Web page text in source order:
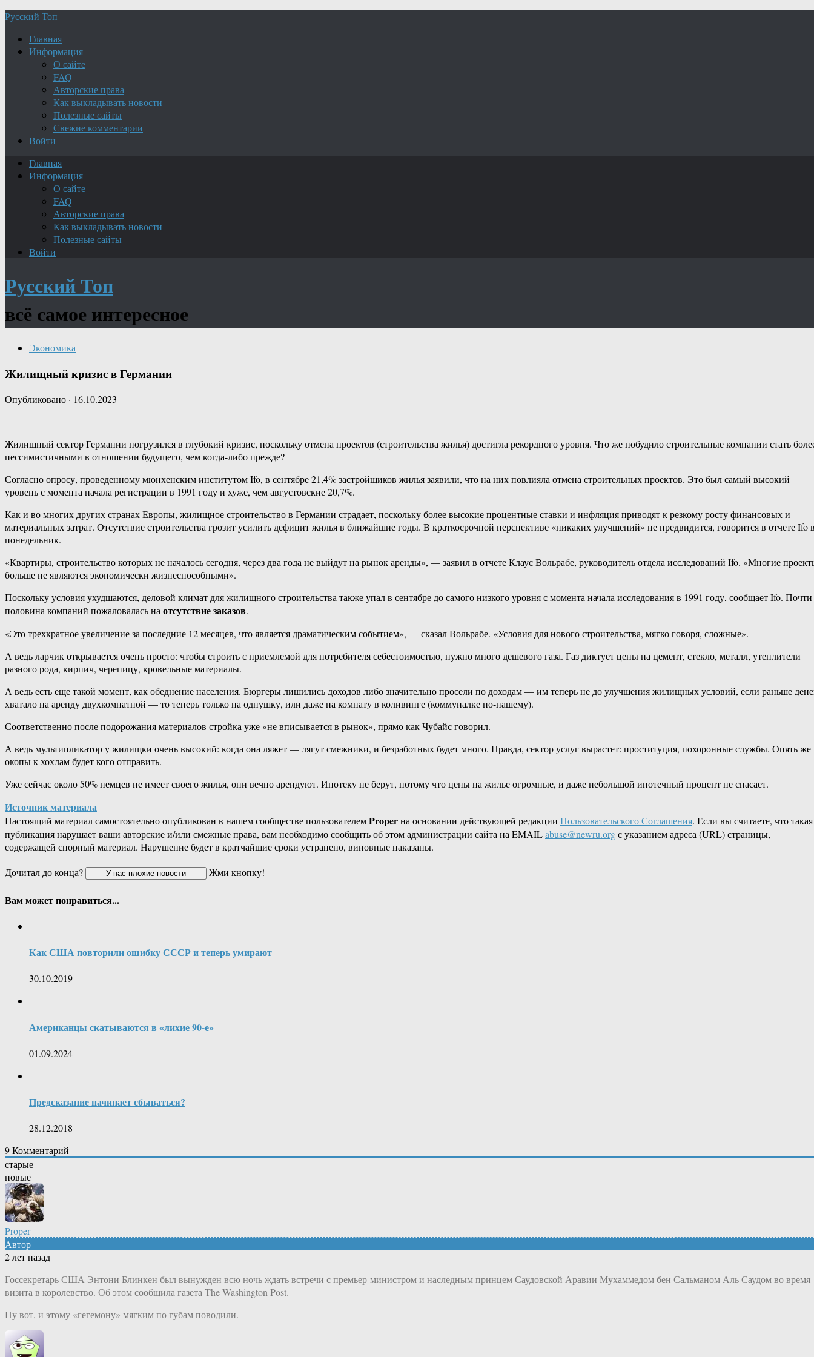
Русский Топ
Главная
Информация
О сайте
FAQ
Авторские права
Как выкладывать новости
Полезные сайты
Свежие комментарии
Войти
Главная
Информация
О сайте
FAQ
Авторские права
Как выкладывать новости
Полезные сайты
Войти
Русский Топ
всё самое интересное
Экономика
Жилищный кризис в Германии
Опубликовано · 16.10.2023
Жилищный сектор Германии погрузился в глубокий кризис, поскольку отмена проектов (строительства жилья) достигла рекордного уровня. Что же побудило строительные компании стать
пессимистичными в отношении будущего, чем когда-либо прежде?
Согласно опросу, проведенному мюнхенским институтом Ifo, в сентябре 21,4% застройщиков жилья заявили, что на них повлияла отмена строительных проектов. Это был самый высокий
уровень с момента начала регистрации в 1991 году и хуже, чем августовские 20,7%.
Как и во многих других странах Европы, жилищное строительство в Германии страдает, поскольку более высокие процентные ставки и инфляция приводят к резкому росту финансовых и
материальных затрат. Отсутствие строительства грозит усилить дефицит жилья в ближайшие годы. В краткосрочной перспективе «никаких улучшений» не предвидится, говорится в отчете Ifo
понедельник.
«Квартиры, строительство которых не началось сегодня, через два года не выйдут на рынок аренды», — заявил в отчете Клаус Вольрабе, руководитель отдела исследований Ifo. «Многие
больше не являются экономически жизнеспособными».
Поскольку условия ухудшаются, деловой климат для жилищного строительства также упал в сентябре до самого низкого уровня с момента начала исследования в 1991 году, сообщает Ifo. Почти
половина компаний пожаловалась наотсутствие заказов.
«Это трехкратное увеличение за последние 12 месяцев, что является драматическим событием», — сказал Вольрабе. «Условия для нового строительства, мягко говоря, сложные».
А ведь ларчик открывается очень просто: чтобы строить с приемлемой для потребителя себестоимостью, нужно много дешевого газа. Газ диктует цены на цемент, стекло, металл, утеплители
разного рода, кирпич, черепицу, кровельные материалы.
А ведь есть еще такой момент, как обеднение населения. Бюргеры лишились доходов либо значительно просели по доходам — им теперь не до улучшения жилищных условий, если раньше
хватало на аренду двухкомнатной — то теперь только на однушку, или даже на комнату в коливинге (коммуналке по-нашему).
Соответственно после подорожания материалов стройка уже «не вписывается в рынок», прямо как Чубайс говорил.
А ведь мультипликатор у жилищки очень высокий: когда она ляжет — лягут смежники, и безработных будет много. Правда, сектор услуг вырастет: проституция, похоронные службы. Опять же
окопы к хохлам будет кого отправить.
Уже сейчас около 50% немцев не имеет своего жилья, они вечно арендуют. Ипотеку не берут, потому что цены на жилье огромные, и даже небольшой ипотечный процент не спасает.
Источник материала
Настоящий материал самостоятельно опубликован в нашем сообществе пользователемProperна основании действующей редакции Пользовательского Соглашения. Если вы считаете, что такая
публикация нарушает ваши авторские и/или смежные права, вам необходимо сообщить об этом администрации сайта на EMAILabuse@newru.orgс указанием адреса (URL) страницы,
содержащей спорный материал. Нарушение будет в кратчайшие сроки устранено, виновные наказаны.
Дочитал до конца?
Жми кнопку!
Вам может понравиться...
Как США повторили ошибку СССР и теперь умирают
30.10.2019
Американцы скатываются в «лихие 90-е»
01.09.2024
Предсказание начинает сбываться?
28.12.2018
9Комментарий
старые
новые
Proper
Автор
2 лет назад
Госсекретарь США Энтони Блинкен был вынужден всю ночь ждать встречи с премьер-министром и наследным принцем Саудовской Аравии Мухаммедом бен Сальманом Аль Саудом во время
визита в королевство. Об этом сообщила газета The Washington Post.
Ну вот, и этому «гегемону» мягким по губам поводили.